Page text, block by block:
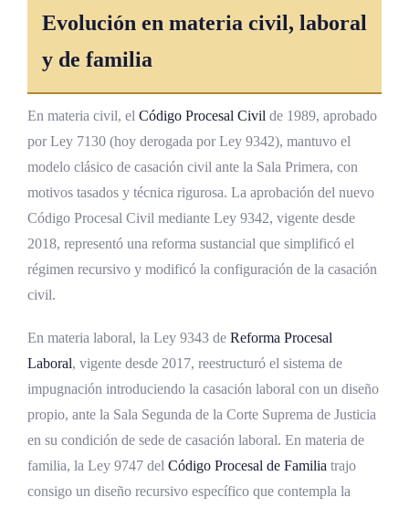
Evolución en materia civil, laboral
y de familia
En materia civil, el Código Procesal Civil de 1989, aprobado
por Ley 7130 (hoy derogada por Ley 9342), mantuvo el
modelo clásico de casación civil ante la Sala Primera, con
motivos tasados y técnica rigurosa. La aprobación del nuevo
Código Procesal Civil mediante Ley 9342, vigente desde
2018, representó una reforma sustancial que simplificó el
régimen recursivo y modificó la configuración de la casación
civil.
En materia laboral, la Ley 9343 de Reforma Procesal
Laboral, vigente desde 2017, reestructuró el sistema de
impugnación introduciendo la casación laboral con un diseño
propio, ante la Sala Segunda de la Corte Suprema de Justicia
en su condición de sede de casación laboral. En materia de
familia, la Ley 9747 del Código Procesal de Familia trajo
consigo un diseño recursivo específico que contempla la